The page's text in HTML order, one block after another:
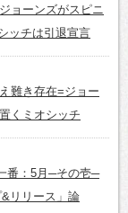
ョーンズがスピニ
ッチは引退宣言
難き存在=ジョー
くミオシッチ
番：5月─その壱─
リリース」論